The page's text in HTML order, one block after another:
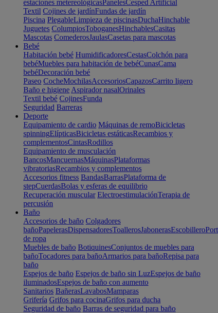
estaciones metereológicasPanelesCesped Artificial
Textil Cojines de jardínFundas de jardín
Piscina PlegableLimpieza de piscinasDuchaHinchable
Juguetes ColumpiosToboganesHinchablesCasitas
Mascotas ComederosJaulasCasetas para mascotas
Bebé
Habitación bebé HumidificadoresCestasColchón para
bebéMuebles para habitación de bebéCunasCama
bebéDecoración bebé
Paseo CocheMochilasAccesoriosCapazosCarrito ligero
Baño e higiene Aspirador nasalOrinales
Textil bebé CojinesFunda
Seguridad Barreras
Deporte
Equipamiento de cardio Máquinas de remoBicicletas
spinningElípticasBicicletas estáticasRecambios y
complementosCintasRodillos
Equipamiento de musculación
BancosMancuernasMáquinasPlataformas
vibratoriasRecambios y complementos
Accesorios fitness BandasBarrasPlataforma de
stepCuerdasBolas y esferas de equilibrio
Recuperación muscular ElectroestimulaciónTerapia de
percusión
Baño
Accesorios de baño Colgadores
bañoPapelerasDispensadoresToallerosJabonerasEscobillero
de ropa
Muebles de baño BotiquinesConjuntos de muebles para
bañoTocadores para bañoArmarios para bañoRepisa para
baño
Espejos de baño Espejos de baño sin LuzEspejos de baño
iluminadosEspejos de baño con aumento
Sanitarios BañerasLavabosMamparas
Grifería Grifos para cocinaGrifos para ducha
Seguridad de baño Barras de seguridad para baño